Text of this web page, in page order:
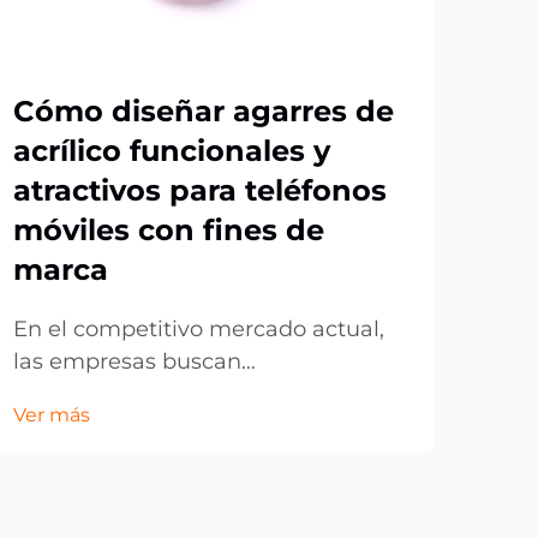
Cómo diseñar agarres de
acrílico funcionales y
atractivos para teléfonos
móviles con fines de
marca
En el competitivo mercado actual,
las empresas buscan
innovadoras de promocionar su
Ver más